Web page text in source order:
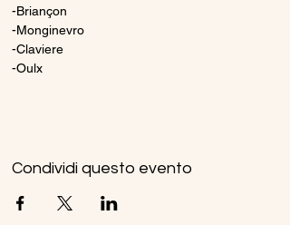
-Briançon
-Monginevro
-Claviere
-Oulx
Condividi questo evento